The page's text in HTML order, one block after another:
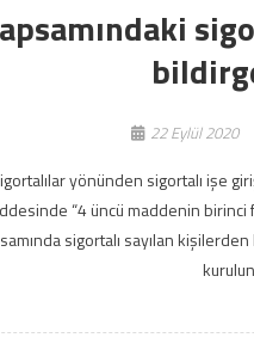
22 Eylül 2020
yönünden sigortalı işe
“4 üncü maddenin
sigortalı sayılan